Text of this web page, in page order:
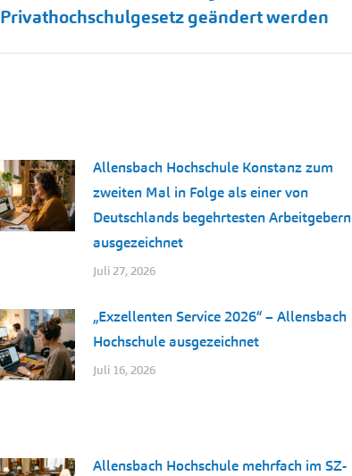
Privathochschulgesetz geändert werden
Allensbach Hochschule Konstanz zum
zweiten Mal in Folge als einer von
Deutschlands begehrtesten Arbeitgebern
ausgezeichnet
Juli 27, 2026
„Exzellenten Service 2026“ – Allensbach
Hochschule ausgezeichnet
Juli 16, 2026
Allensbach Hochschule mehrfach im SZ-